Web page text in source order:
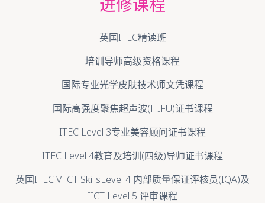
英国ITEC精读班
培训导师高级资格课程
国际专业光学皮肤技术师文凭课程
国际高强度聚焦超声波(HIFU)证书课程
ITEC Level 3专业美容顾问证书课程
ITEC Level 4教育及培训(四级)导师证书课程
英国ITEC VTCT SkillsLevel 4 内部质量保证评核员(IQA)及
IICT Level 5 评审课程